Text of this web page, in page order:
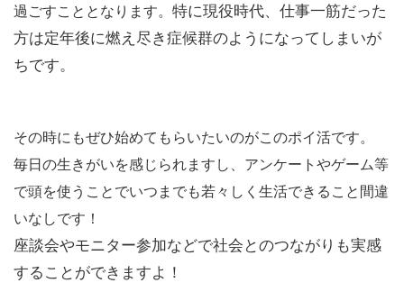
過ごすこととなります。 特に現役時代、仕事一筋だった
方は定年後に燃え尽き症候群のようになってしまいが
ちです。
その時にもぜひ始めてもらいたいのがこのポイ活です。
毎日の生きがいを感じられますし、アンケートやゲーム等
で頭を使うことでいつまでも若々しく生活できること間違
いなしです！
座談会やモニター参加などで社会とのつながりも実感
することができますよ！